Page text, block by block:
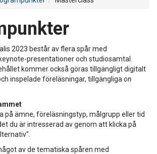
2023 består av flera spår med
presentationer och studiosamtal.
kommer också göras tillgängligt digitalt
inspelade föreläsningar, tillgängliga on
på ämne, föreläsningstyp, målgrupp eller tid
du är intresserad av genom att klicka på
av de tematiska spåren med